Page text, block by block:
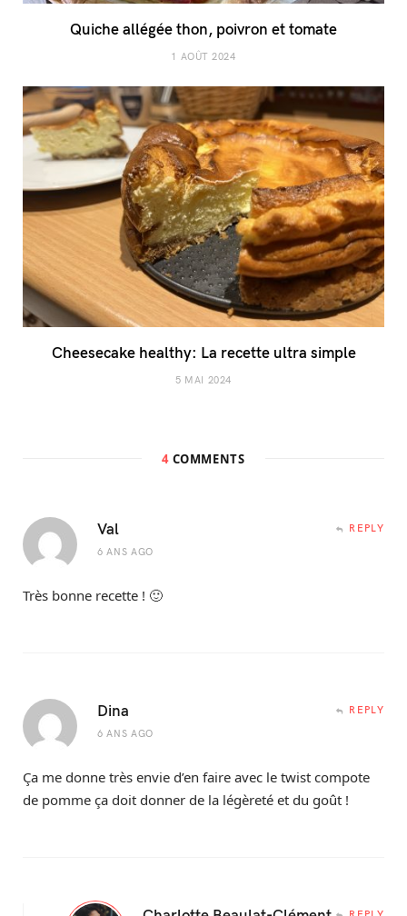
Quiche allégée thon, poivron et tomate
1 AOÛT 2024
Cheesecake healthy: La recette ultra simple
5 MAI 2024
4COMMENTS
Val
6 ANS AGO
REPLY
Très bonne recette ! 🙂
Dina
6 ANS AGO
REPLY
Ça me donne très envie d’en faire avec le twist compote
de pomme ça doit donner de la légèreté et du goût !